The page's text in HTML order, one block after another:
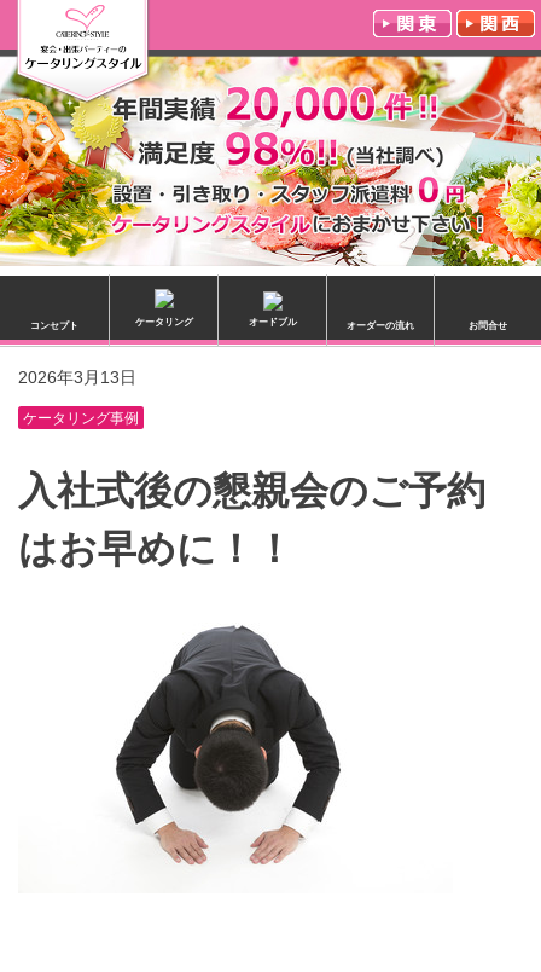
コンセプト ケータリング オードブル オーダーの流れ お問合せ
2026年3月13日
ケータリング事例
入社式後の懇親会のご予約
はお早めに！！